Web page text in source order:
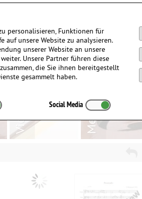
personalisieren, Funktionen für
auf unsere Website zu analysieren.
unserer Website an unsere
Unsere Partner führen diese
die Sie ihnen bereitgestellt
gesammelt haben.
Social Media